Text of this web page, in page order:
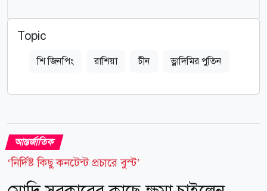
Topic
শি জিনপিং রাশিয়া চীন ভ্লাদিমির পুতিন
আন্তর্জাতিক
‘নির্দিষ্ট কিছু কনটেন্ট প্রচারে বুস্ট’